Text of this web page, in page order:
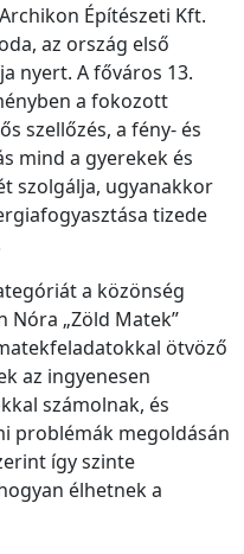
Építészeti Kft.
az ország első
nyert. A főváros 13.
a fokozott
szellőzés, a fény- és
mind a gyerekek és
szolgálja, ugyanakkor
tizede
a közönség
Nóra „Zöld Matek”
ötvöző
az ingyenesen
számolnak, és
problémák megoldásán
így szinte
élhetnek a